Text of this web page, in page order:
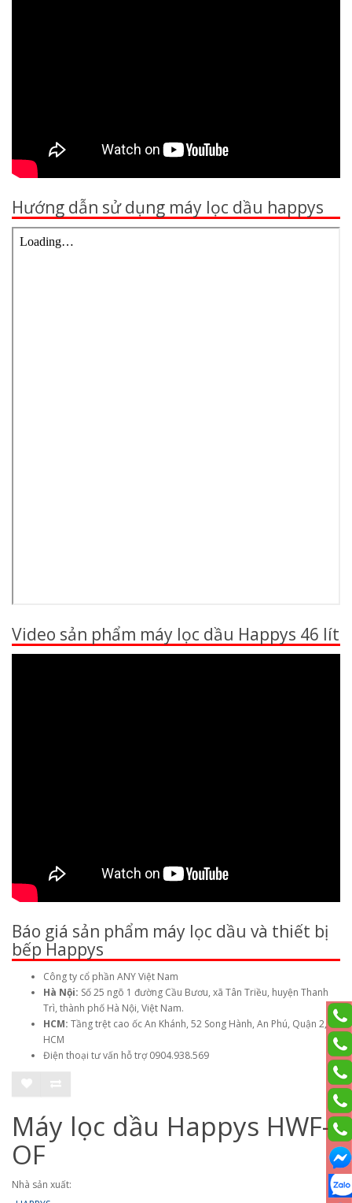
Hướng dẫn sử dụng máy lọc dầu happys
Video sản phẩm máy lọc dầu Happys 46 lít
Báo giá sản phẩm máy lọc dầu và thiết bị
bếp Happys
Công ty cổ phần ANY Việt Nam
Hà Nội: Số 25 ngõ 1 đường Cầu Bươu, xã Tân Triều, huyện Thanh
Trì, thành phố Hà Nội, Việt Nam.
HCM: Tầng trệt cao ốc An Khánh, 52 Song Hành, An Phú, Quận 2,
HCM
Điện thoại tư vấn hỗ trợ 0904.938.569
Máy lọc dầu Happys HWF-
OF
Nhà sản xuất: